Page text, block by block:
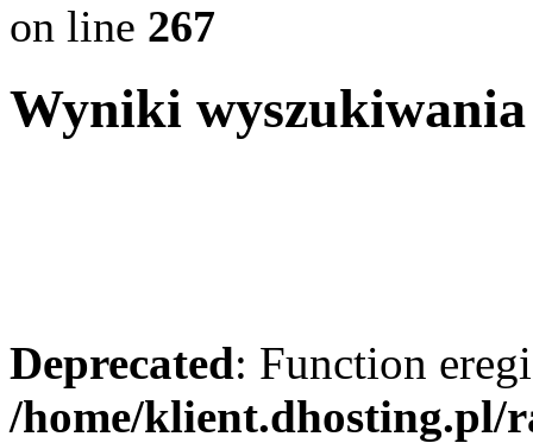
on line 267
Wyniki
Deprecated: Function
/home/